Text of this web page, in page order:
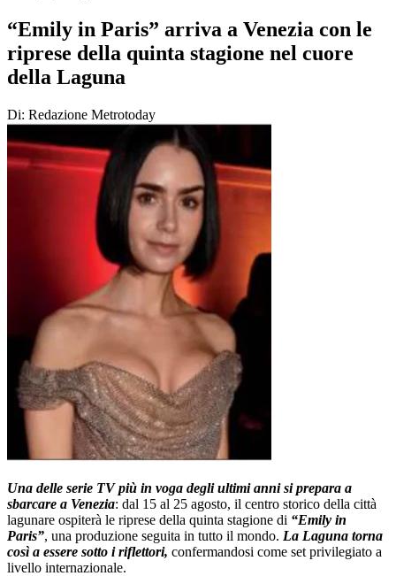
“Emily in Paris” arriva a Venezia con le
riprese della quinta stagione nel cuore
della Laguna
Di: Redazione Metrotoday
Una delle serie TV più in voga degli ultimi anni si prepara a
sbarcare a Venezia: dal 15 al 25 agosto, il centro storico della città
lagunare ospiterà le riprese della quinta stagione di “Emily in
Paris”, una produzione seguita in tutto il mondo. La Laguna torna
così a essere sotto i riflettori, confermandosi come set privilegiato a
livello internazionale.